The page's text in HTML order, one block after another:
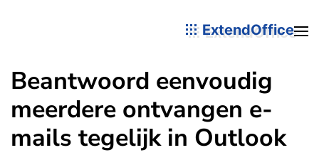
ExtendOffice
Beantwoord eenvoudig
meerdere ontvangen e-
mails tegelijk in Outlook